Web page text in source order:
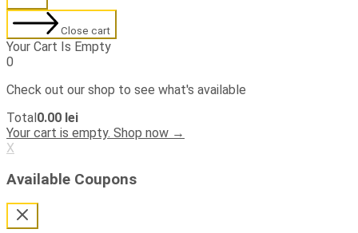
Close cart
Your Cart Is Empty
0
Check out our shop to see what's available
Cart
Total:
Total0.00 lei
Your cart is empty. Shop now →
X
Available Coupons